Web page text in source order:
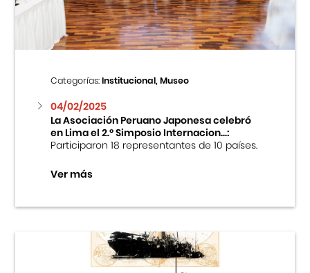
Categorías:Institucional, Museo
04/02/2025
La Asociación Peruano Japonesa celebró
en Lima el 2.º Simposio Internacion...:
Participaron 18 representantes de 10 países.
Ver más